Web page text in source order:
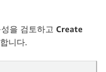
을 검토하고 Create
니다.